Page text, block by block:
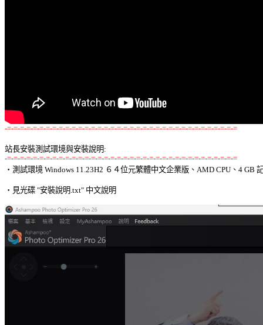
-=-=-=-=-=-=-=-=-=-=-=-=-=-=-=-=-=-=-=-=-=-=-=-=-=-=-=-=-=-=-=-=-=-=-=-=
站長安裝測試環境與安裝說明:
-=-=-=-=-=-=-=-=-=-=-=-=-=-=-=-=-=-=-=-=-=-=-=-=-=-=-=-=-=-=-=-=-=-=-=-=
‧測試環境 Windows 11.23H2 ６４位元繁體中文企業版、AMD CPU、4 GB
‧見光碟 "安裝說明.txt" 中文說明